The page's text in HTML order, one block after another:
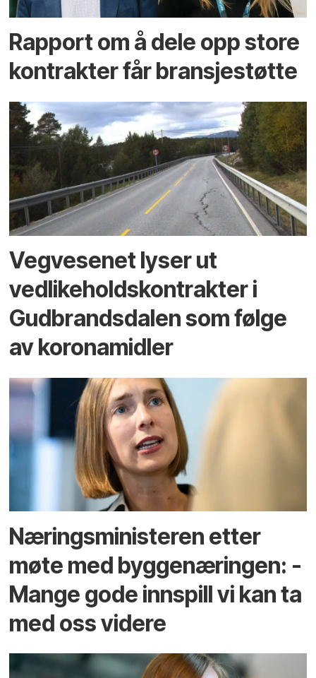
Rapport om å dele opp store
kontrakter får bransjestøtte
Vegvesenet lyser ut
vedlikeholdskontrakter i
Gudbrandsdalen som følge
av koronamidler
Næringsministeren etter
møte med byggenæringen: -
Mange gode innspill vi kan ta
med oss videre